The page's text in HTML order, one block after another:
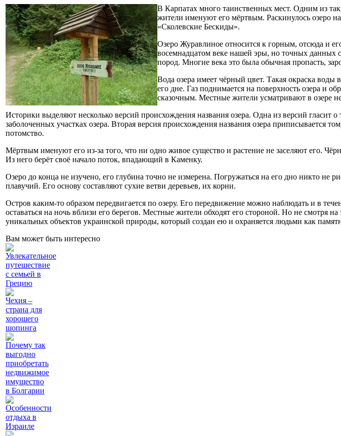
В Карпатах много таинственных мест. Одним из
жители именуют его мёртвым. Раскинулось озеро
«Сколевские Бескиды».
Озеро Журавлиное относится к горным, отсюда и
восемнадцатом веке нашей эры, но точных данных
пород. Многие века это была обычная пропасть,
Вода озера имеет чёрный цвет. Такая окраска воды
его дне. Газ поднимается на поверхность озера и
сказочным. Местные жители усматривают в озере
Историки выделяют несколько версий происхождения названия озера. Одна из версий гласит
заболоченных участках озера. Вторая версия происхождения названия озера приписывается
потомство.
Мёртвым именуют его из-за того, что ни одно живое существо и растение не заселяют его.
Из него берёт своё начало поток, впадающий в Каменку.
Озеро до конца не изучено, его глубина точно не измерена. Погружаться на его дно никто не
плавучий. Его основу составляют сухие ветви деревьев, их корни.
Остров каким-то образом передвигается по озеру. Его передвижение можно наблюдать и в
оставаться на ночь вблизи его берегов. Местные жители обходят его стороной. Но не смотря
уникальных объектов украинской природы, который создан ею и охраняется людьми как
Вам может быть интересно
Увлекательное
путешествие
с семьей в
Грецию
Чехия –
страна для
хорошего
шопинга
Почему так
выгодно
приобретать
недвижимое
имущество
в Болгарии
Особенности
отдыха в
Израиле